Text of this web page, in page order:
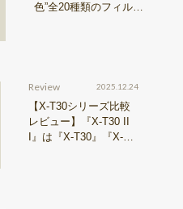
色”全20種類のフィルム
Review 2025.12.24
【X-T30シリーズ比較
レビュー】『X-T30 II
I』は『X-T30』『X-T3